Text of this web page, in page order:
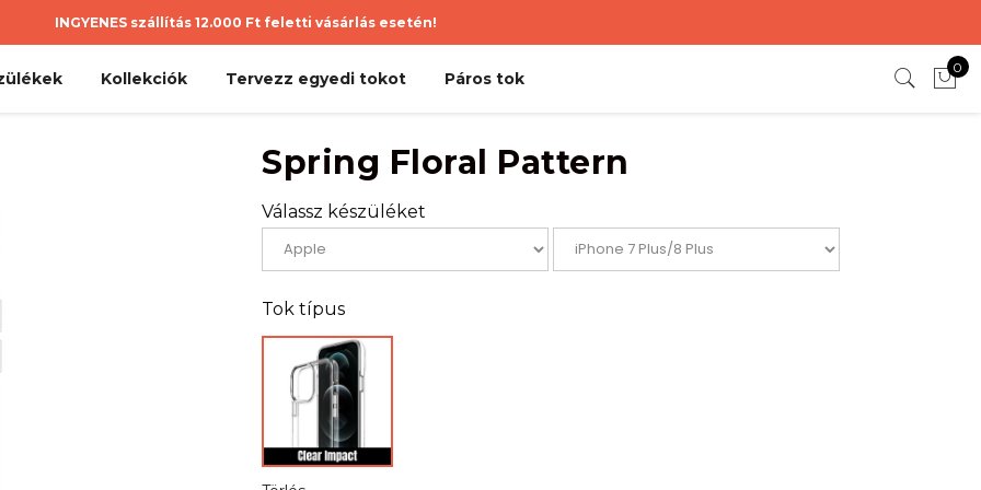
INGYENES szállítás 12.000 Ft feletti vásárlás esetén!
Kollekciók Tervezz egyedi tokot Páros tok
0
Spring Floral Pattern
Válassz készüléket
Tok típus